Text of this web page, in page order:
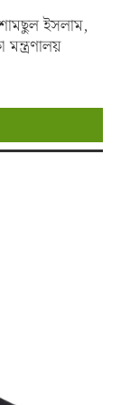
ইসলাম,
মন্ত্রণালয়